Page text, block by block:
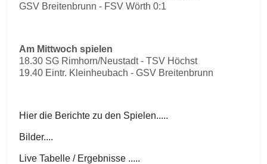
GSV Breitenbrunn - FSV Wörth 0:1
Am Mittwoch spielen
18.30 SG Rimhorn/Neustadt - TSV Höchst
19.40 Eintr. Kleinheubach - GSV Breitenbrunn
Hier die Berichte zu den Spielen.....
Bilder....
Live Tabelle / Ergebnisse .....